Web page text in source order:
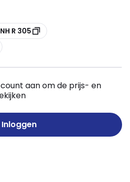
R 305
aan om de prijs- en
Inloggen